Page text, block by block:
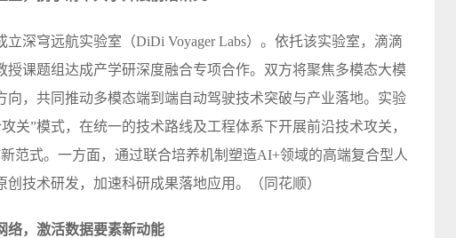
深穹远航实验室（DiDi Voyager Labs）。依托该实验室，滴滴
授课题组达成产学研深度融合专项合作。双方将聚焦多模态大模
向，共同推动多模态端到端自动驾驶技术突破与产业落地。实验
关”模式，在统一的技术路线及工程体系下开展前沿技术攻关，
范式。一方面，通过联合培养机制塑造AI+领域的高端复合型人
技术研发，加速科研成果落地应用。（同花顺）
，激活数据要素新动能